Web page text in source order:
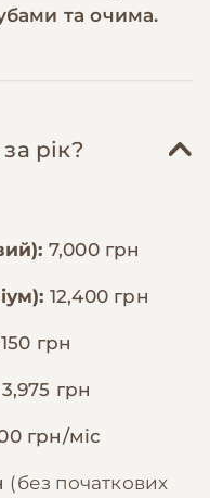
та очима.
рік?
7,000 грн
12,400 грн
грн
3,975 грн
грн/міс
(без початкових